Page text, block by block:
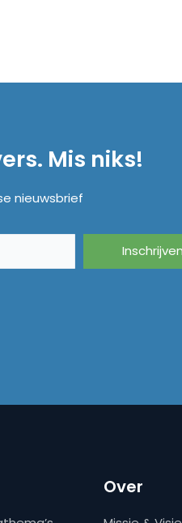
Mis niks!
nieuwsbrief
Over